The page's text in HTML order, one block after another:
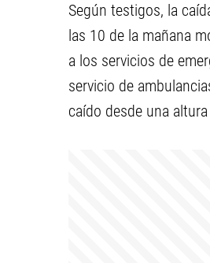
Según testigos, la
las 10 de la mañana
a los servicios de
servicio de
caído desde una